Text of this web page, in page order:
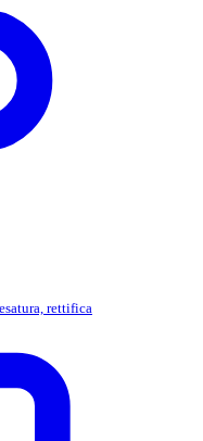
rettifica